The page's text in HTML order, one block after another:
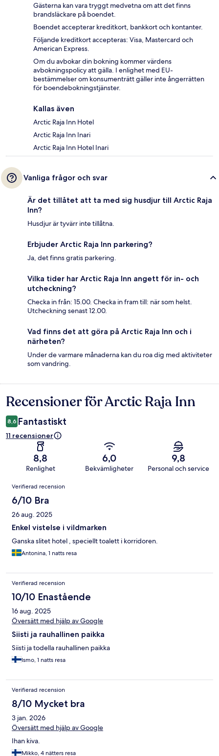
Gästerna kan vara tryggt medvetna om att det finns
brandsläckare på boendet.
Boendet accepterar kreditkort, bankkort och kontanter.
Följande kreditkort accepteras: Visa, Mastercard och
American Express.
Om du avbokar din bokning kommer värdens
avbokningspolicy att gälla. I enlighet med EU-
bestämmelser om konsumenträtt gäller inte ångerrätten
för boendebokningstjänster.
Kallas även
Arctic Raja Inn Hotel
Arctic Raja Inn Inari
Arctic Raja Inn Hotel Inari
Vanliga frågor och svar
Är det tillåtet att ta med sig husdjur till Arctic Raja
Inn?
Husdjur är tyvärr inte tillåtna.
Erbjuder Arctic Raja Inn parkering?
Ja, det finns gratis parkering.
Vilka tider har Arctic Raja Inn angett för in- och
utcheckning?
Checka in från: 15.00. Checka in fram till: när som helst.
Utcheckning senast 12.00.
Vad finns det att göra på Arctic Raja Inn och i
närheten?
Under de varmare månaderna kan du roa dig med aktiviteter
som vandring.
Recensioner
Recensioner för Arctic Raja Inn
8,6 Fantastiskt
11 recensioner
8,8
Renlighet
6,0
Bekvämligheter
9,8
Personal och service
Recensioner
Verifierad recension
6/10 Bra
26 aug. 2025
Enkel vistelse i vildmarken
Ganska slitet hotel , speciellt toalett i korridoren.
Antonina, 1 natts resa
Verifierad recension
10/10 Enastående
16 aug. 2025
Översätt med hjälp av Google
Siisti ja rauhallinen paikka
Siisti ja todella rauhallinen paikka
Ismo, 1 natts resa
Verifierad recension
8/10 Mycket bra
3 jan. 2026
Översätt med hjälp av Google
Ihan kiva.
Mikko, 4 nätters resa